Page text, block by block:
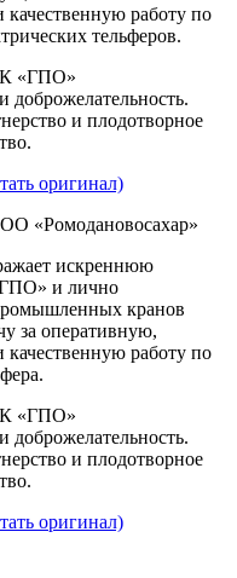
работу по
тельферов.
«ГПО»
доброжелательность.
и плодотворное
оригинал)
«Ромодановосахар»
искреннюю
и лично
кранов
за оперативную,
работу по
«ГПО»
доброжелательность.
и плодотворное
оригинал)